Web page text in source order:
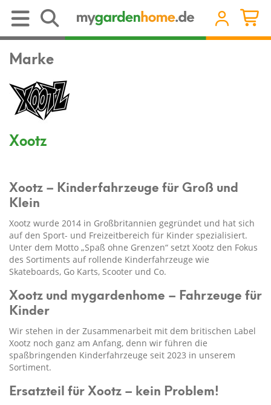
Marke
Xootz
Xootz – Kinderfahrzeuge für Groß und
Klein
Xootz wurde 2014 in Großbritannien gegründet und hat sich
auf den Sport- und Freizeitbereich für Kinder spezialisiert.
Unter dem Motto „Spaß ohne Grenzen“ setzt Xootz den Fokus
des Sortiments auf rollende Kinderfahrzeuge wie
Skateboards, Go Karts, Scooter und Co.
Xootz und mygardenhome – Fahrzeuge für
Kinder
Wir stehen in der Zusammenarbeit mit dem britischen Label
Xootz noch ganz am Anfang, denn wir führen die
spaßbringenden Kinderfahrzeuge seit 2023 in unserem
Sortiment.
Ersatzteil für Xootz – kein Problem!